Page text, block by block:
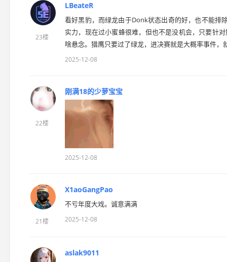
23楼
LBeateR
看好黑豹，而绿龙由于Donk状态出奇的好，也不能排
实力，现在过小蜜蜂很难，但也不是没机会，只要针
啥悬念。猎鹰只要过了绿龙，进决赛就是大概率事件，
2025-12-08
22楼
刚满18的少萝宝宝
2025-12-08
21楼
X1aoGangPao
不亏年度大戏。诚意满满
2025-12-08
aslak9011